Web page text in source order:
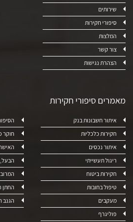
שירותים
סיפורי חקירות
המלצות
צור קשר
הצהרת נגישות
מאמרים סיפורי חקירות
איתור חשבונות בנק
חקירות כלכליות
איתור נכסים
ריגול תעשייתי
חקירות ביטוח
טיפול בחובות
מעקבים
פוליגרף
חוקר
החתן
הגנב